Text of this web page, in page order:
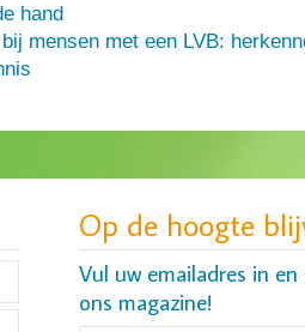
hand
mensen met een LVB:
Op de hoogte
Vul uw emailadres in
ons magazine!